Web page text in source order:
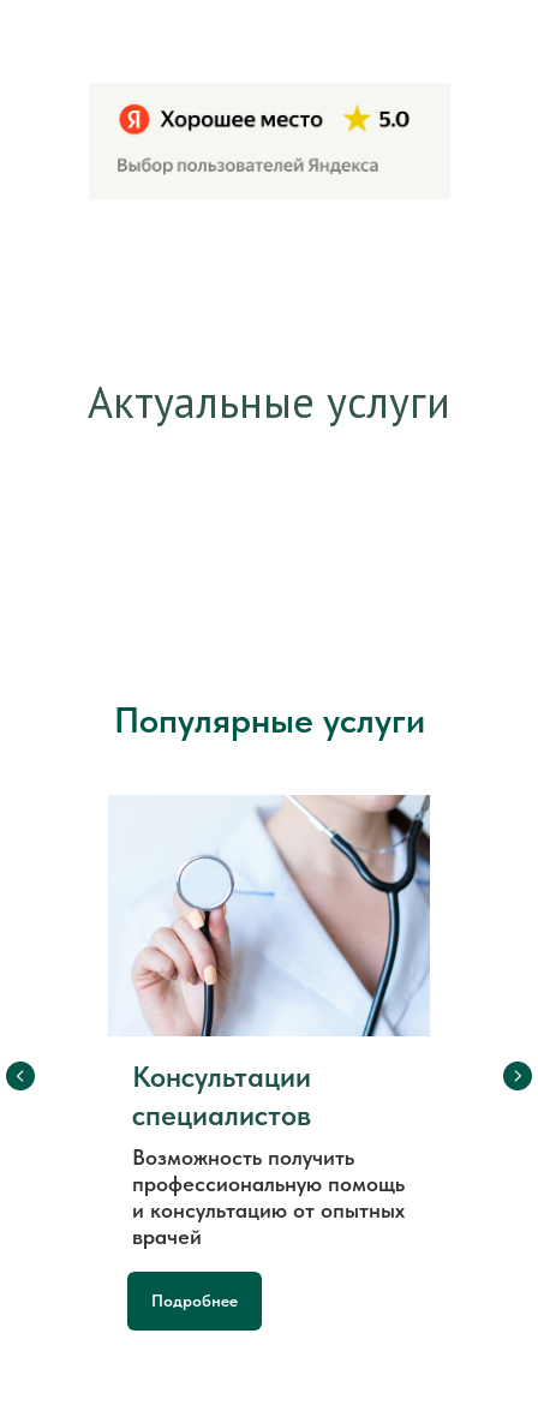
Актуальные услуги
Популярные услуги
Консультации
специалистов
Возможность получить
профессиональную помощь
и консультацию от опытных
врачей
Подробнее